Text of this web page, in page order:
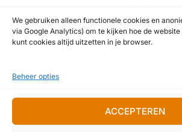
We gebruiken alleen functionele cookies en
via Google Analytics) om te kijken hoe de
kunt cookies altijd uitzetten in je browser.
Beheer opties
ACCEPTEREN
gewoonbuiten@knnv.nl